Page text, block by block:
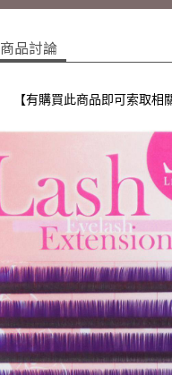
商品討論
【有購買此商品即可索取相